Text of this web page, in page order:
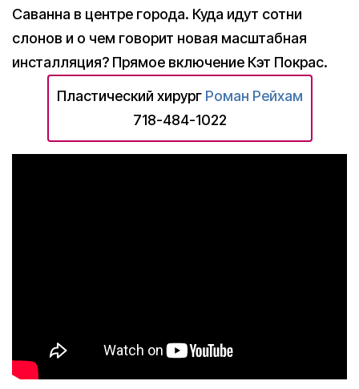
Саванна в центре города. Куда идут сотни
слонов и о чем говорит новая масштабная
инсталляция? Прямое включение Кэт Покрас.
Пластический хирург Роман Рейхам
718-484-1022